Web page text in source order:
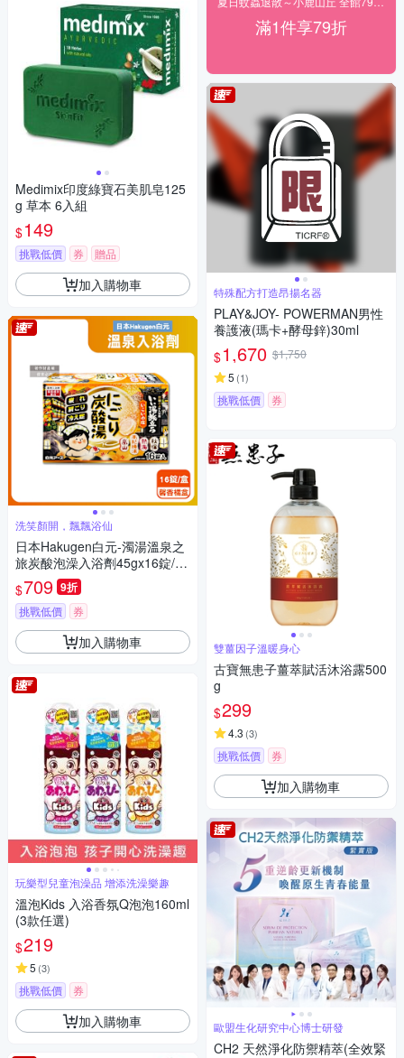
Medimix印度綠寶石美肌皂125
g 草本 6入組
$149
挑戰低價 券 贈品
加入購物車
洗笑顏開，飄飄浴仙
日本Hakugen白元-濁湯溫泉之
旅炭酸泡澡入浴劑45gx16錠/
盒-馨香橘盒(含4種湯色香味,柔
膚潤澤發泡沐浴劑,草本舒壓放
鬆溫泉粉,清潔肌膚風呂泡澡錠)
$709 9折
挑戰低價 券
加入購物車
玩樂型兒童泡澡品 增添洗澡樂趣
溫泡Kids 入浴香氛Q泡泡160ml
(3款任選)
$219
5 (3)
挑戰低價 券
加入購物車
滿1件享79折
特殊配方打造昂揚名器
PLAY&JOY- POWERMAN男性
養護液(瑪卡+酵母鋅)30ml
$1,670 $1,750
5 (1)
挑戰低價 券
雙薑因子溫暖身心
古寶無患子薑萃賦活沐浴露500
g
$299
4.3 (3)
挑戰低價 券
加入購物車
歐盟生化研究中心博士研發
CH2 天然淨化防禦精萃(全效緊